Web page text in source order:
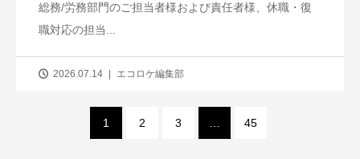
総務/労務部門のご担当者様および責任者様、休職・復
職対応の担当...
2026.07.14 エコロケ編集部
1 2 3 … 45